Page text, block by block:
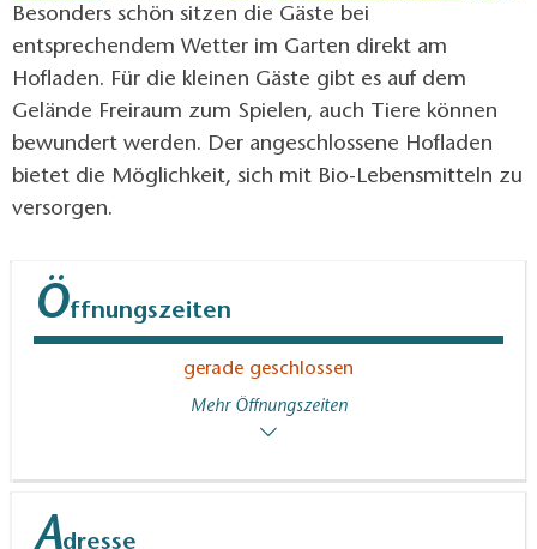
Besonders schön sitzen die Gäste bei
entsprechendem Wetter im Garten direkt am
Hofladen. Für die kleinen Gäste gibt es auf dem
Gelände Freiraum zum Spielen, auch Tiere können
bewundert werden. Der angeschlossene Hofladen
bietet die Möglichkeit, sich mit Bio-Lebensmitteln zu
versorgen.
Öffnungszeiten
gerade geschlossen
Mehr Öffnungszeiten
Adresse